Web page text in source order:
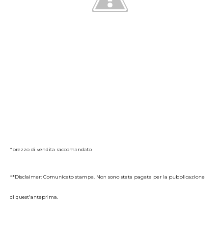
*prezzo di vendita raccomandato
**Disclaimer: Comunicato stampa. Non sono stata pagata per la pubblicazione
di quest'anteprima.